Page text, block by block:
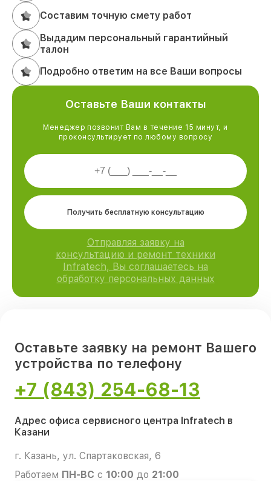
Составим точную смету работ
Выдадим персональный гарантийный
талон
Подробно ответим на все Ваши вопросы
Оставьте Ваши контакты
Менеджер позвонит Вам в течение 15 минут, и
проконсультирует по любому вопросу
Получить бесплатную консультацию
Отправляя заявку на
консультацию и ремонт техники
Infratech, Вы соглашаетесь на
обработку персональных данных
Оставьте заявку на ремонт Вашего
устройства по телефону
+7 (843) 254-68-13
Адрес офиса сервисного центра Infratech в
Казани
г. Казань, ул. Спартаковская, 6
Работаем ПН-ВС с 10:00 до 21:00